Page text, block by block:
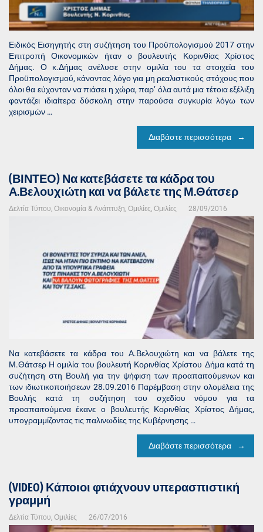
Ειδικός Εισηγητής στη συζήτηση του Προϋπολογισμού 2017 στην
Επιτροπή Οικονομικών ήταν ο βουλευτής Κορινθίας Χρίστος
Δήμας. Ο κ.Δήμας ανέλυσε στην ομιλία του τα στοιχεία του
Προϋπολογισμού, κάνοντας λόγο για μη ρεαλιστικούς στόχους που
όλοι θα εύχονταν να πιάσει η χώρα, παρ’ όλα αυτά μια τέτοια εξέλιξη
φαντάζει ιδιαίτερα δύσκολη στην παρούσα συγκυρία λόγω των
χειρισμών …
Διαβάστε περισσότερα
(ΒΙΝΤΕΟ) Να κατεβάσετε τα κάδρα του
Α.Βελουχιώτη και να βάλετε της Μ.Θάτσερ
Δελτία Τύπου Οικονομία & Ανάπτυξη Ομιλίες Ομιλίες 28/09/2016
Να κατεβάσετε τα κάδρα του Α.Βελουχιώτη και να βάλετε της
Μ.Θάτσερ Η ομιλία του βουλευτή Κορινθίας Χρίστου Δήμα κατά τη
συζήτηση στη Βουλή για την ψήφιση των προαπαιτούμενων και
των ιδιωτικοποιήσεων 28.09.2016 Παρέμβαση στην ολομέλεια της
Βουλής κατά τη συζήτηση του σχεδίου νόμου για τα
προαπαιτούμενα έκανε ο βουλευτής Κορινθίας Χρίστος Δήμας,
υπογραμμίζοντας τις παλινωδίες της Κυβέρνησης …
Διαβάστε περισσότερα
(VIDEO) Κάποιοι φτιάχνουν υπερασπιστική
γραμμή
Δελτία Τύπου Ομιλίες 26/07/2016